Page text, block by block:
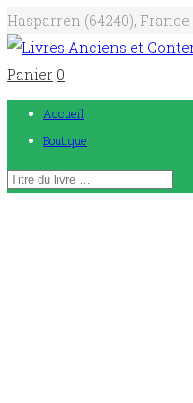
Hasparren (64240), France
Panier 0
Accueil
Boutique